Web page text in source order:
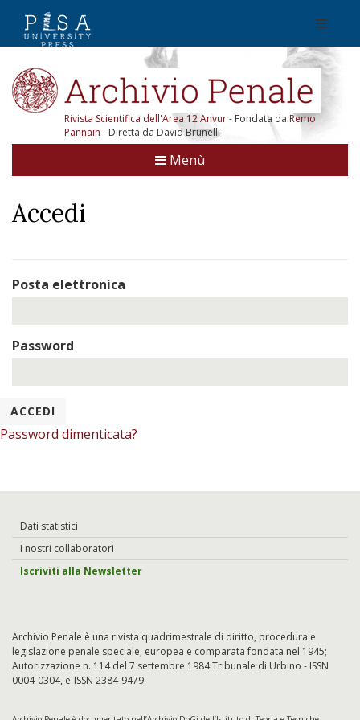
Rivista Scientifica dell'Area 12 Anvur- Fondata da Remo
Pannain - Diretta da David Brunelli
Menù
Accedi
Posta elettronica
Password
Password dimenticata?
Dati statistici
I nostri collaboratori
Iscriviti alla Newsletter
Archivio Penale è una rivista quadrimestrale di diritto, procedura e
legislazione penale speciale, europea e comparata fondata nel 1945;
Autorizzazione n. 114 del 7 settembre 1984 Tribunale di Urbino - ISSN
0004-0304, e-ISSN 2384-9479